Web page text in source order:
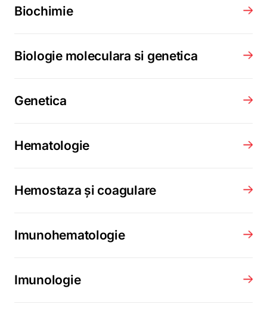
Biochimie
Biologie moleculara si genetica
Genetica
Hematologie
Hemostaza și coagulare
Imunohematologie
Imunologie